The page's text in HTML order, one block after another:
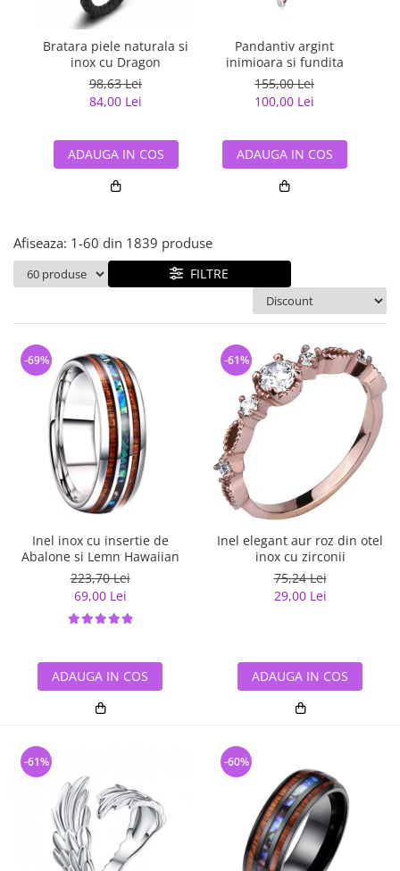
semipretioase
Bijuterii argint placat cu aur
Bijuterii argint cu diverse
Bijuterii de Lux
Bijuterii gotice si rock
Bijuterii Handmade
Bijuterii fantezie
Bijuterii tungsten
Solutii si lavete de curatare
bijuterii argint
Bratara piele naturala si
inox cu Dragon
98,63 Lei
84,00 Lei
ADAUGA IN COS
Pandantiv argint
inimioara si fundita
155,00 Lei
100,00 Lei
ADAUGA IN COS
Afiseaza: 1-60 din 1839 produse
FILTRE
Inel inox cu insertie de
Abalone si Lemn Hawaiian
223,70 Lei
69,00 Lei
-69%
ADAUGA IN COS
Inel elegant aur roz din otel
inox cu zirconii
75,24 Lei
29,00 Lei
-61%
ADAUGA IN COS
-61% -60%